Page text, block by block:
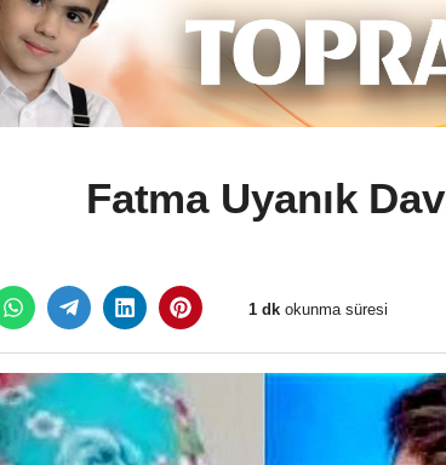
Fatma Uyanık
1 dk okunma süresi